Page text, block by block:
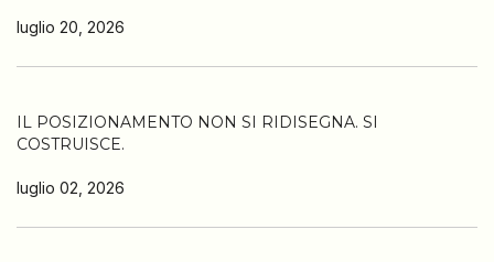
luglio 20, 2026
IL POSIZIONAMENTO NON SI RIDISEGNA. SI
COSTRUISCE.
luglio 02, 2026